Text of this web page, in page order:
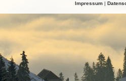
Impressum |